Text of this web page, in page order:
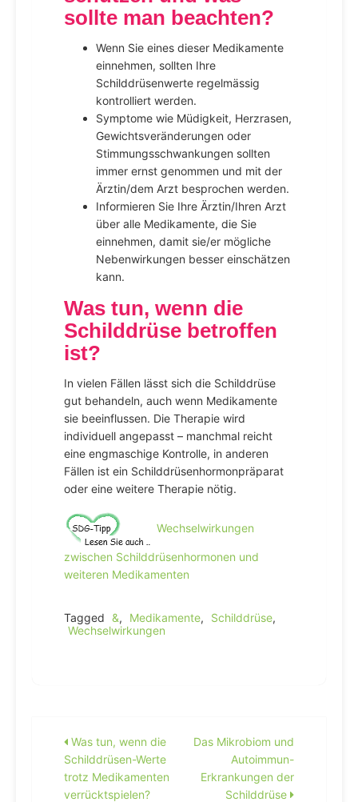
sollte man beachten?
Wenn Sie eines dieser Medikamente
einnehmen, sollten Ihre
Schilddrüsenwerte regelmässig
kontrolliert werden.
Symptome wie Müdigkeit, Herzrasen,
Gewichtsveränderungen oder
Stimmungsschwankungen sollten
immer ernst genommen und mit der
Ärztin/dem Arzt besprochen werden.
Informieren Sie Ihre Ärztin/Ihren Arzt
über alle Medikamente, die Sie
einnehmen, damit sie/er mögliche
Nebenwirkungen besser einschätzen
kann.
Was tun, wenn die
Schilddrüse betroffen
ist?
In vielen Fällen lässt sich die Schilddrüse
gut behandeln, auch wenn Medikamente
sie beeinflussen. Die Therapie wird
individuell angepasst – manchmal reicht
eine engmaschige Kontrolle, in anderen
Fällen ist ein Schilddrüsenhormonpräparat
oder eine weitere Therapie nötig.
Wechselwirkungen
zwischen Schilddrüsenhormonen und
weiteren Medikamenten
Tagged &, Medikamente, Schilddrüse,
Wechselwirkungen
Beitragsnavigation
Was tun, wenn die
Schilddrüsen-Werte
trotz Medikamenten
verrücktspielen?
Das Mikrobiom und
Autoimmun-
Erkrankungen der
Schilddrüse